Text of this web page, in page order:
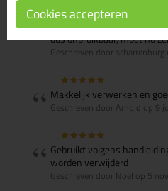
bij het openen is het
dus onbruikbaar, moet nu
Geschreven door
Makkelijk verwerken en
Geschreven door Arnold op 9
Gebruikt volgens
worden verwijderd
Geschreven door Noel op 5
Cookies accepteren